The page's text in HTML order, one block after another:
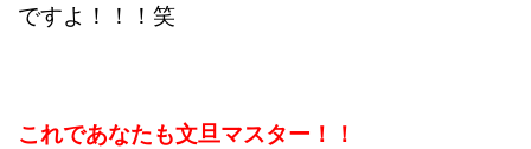
ですよ！！！笑
これであなたも文旦マスター！！